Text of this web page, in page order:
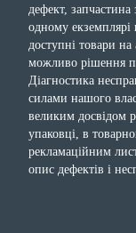
дефект,
одному
доступні товари
можливо рішення
Діагностика
силами нашого
великим досвідом
упаковці, в
рекламаційним
опис дефектів і